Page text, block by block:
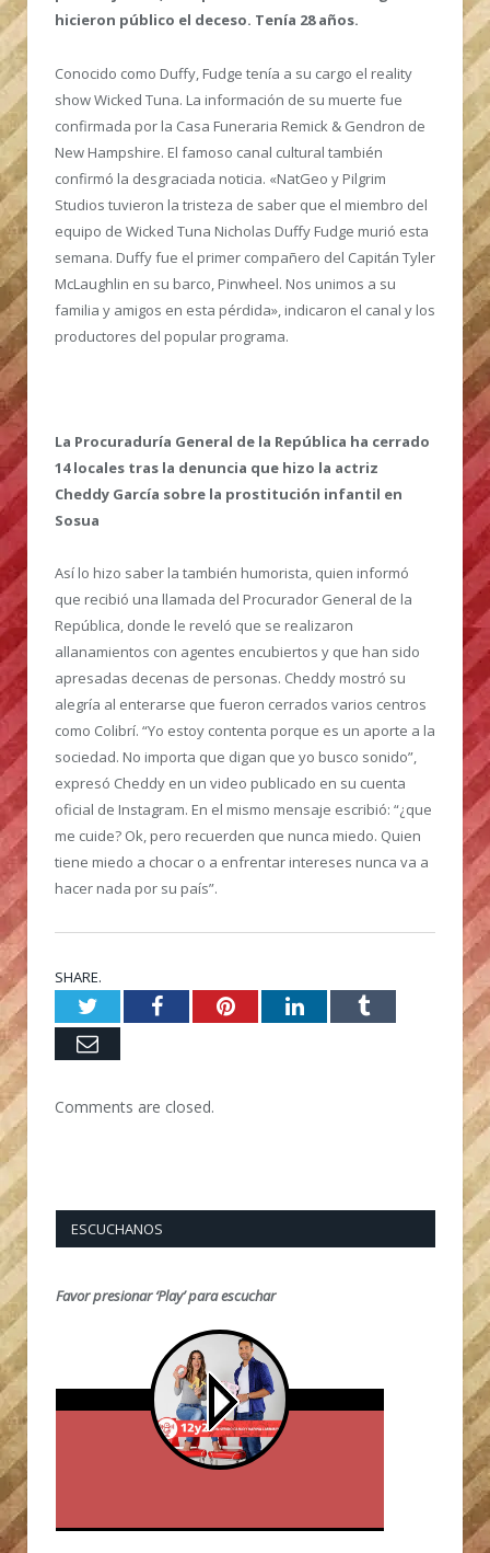
hicieron público el deceso. Tenía 28 años.
Conocido como Duffy, Fudge tenía a su cargo el reality
show Wicked Tuna. La información de su muerte fue
confirmada por la Casa Funeraria Remick & Gendron de
New Hampshire. El famoso canal cultural también
confirmó la desgraciada noticia. «NatGeo y Pilgrim
Studios tuvieron la tristeza de saber que el miembro del
equipo de Wicked Tuna Nicholas Duffy Fudge murió esta
semana. Duffy fue el primer compañero del Capitán Tyler
McLaughlin en su barco, Pinwheel. Nos unimos a su
familia y amigos en esta pérdida», indicaron el canal y los
productores del popular programa.
La Procuraduría General de la República ha cerrado
14 locales tras la denuncia que hizo la actriz
Cheddy García sobre la prostitución infantil en
Sosua
Así lo hizo saber la también humorista, quien informó
que recibió una llamada del Procurador General de la
República, donde le reveló que se realizaron
allanamientos con agentes encubiertos y que han sido
apresadas decenas de personas. Cheddy mostró su
alegría al enterarse que fueron cerrados varios centros
como Colibrí. “Yo estoy contenta porque es un aporte a la
sociedad. No importa que digan que yo busco sonido”,
expresó Cheddy en un video publicado en su cuenta
oficial de Instagram. En el mismo mensaje escribió: “¿que
me cuide? Ok, pero recuerden que nunca miedo. Quien
tiene miedo a chocar o a enfrentar intereses nunca va a
hacer nada por su país”.
SHARE.
TwitterFacebookPinterestLinkedInTumblr
Email
Comments are closed.
ESCUCHANOS
Favor presionar ‘Play’ para escuchar